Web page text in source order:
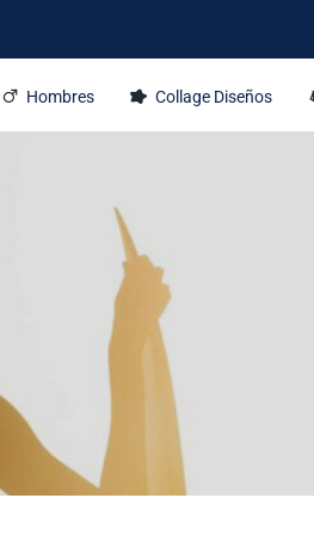
Hombres Collage Diseños